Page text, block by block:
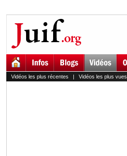
Vidéos les plus récentes | Vidéos les plus vues